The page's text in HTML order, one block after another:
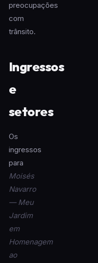
preocupações
com
trânsito.
Ingressos
e
setores
Os
ingressos
para
Moisés
Navarro
— Meu
Jardim
em
Homenagem
ao